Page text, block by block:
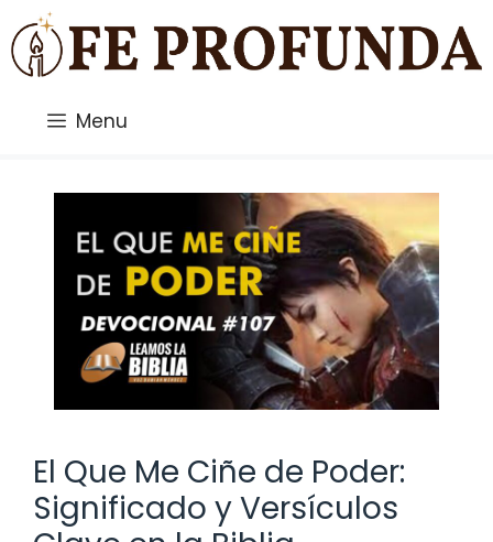
Saltar
al
contenido
Menu
El Que Me Ciñe de Poder:
Significado y Versículos